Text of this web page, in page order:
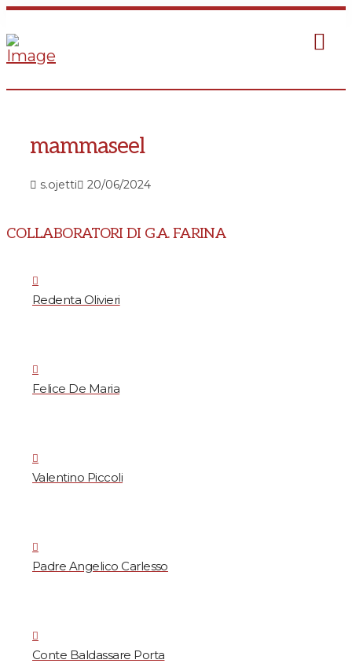
mammaseel
s.ojetti 20/06/2024
COLLABORATORI DI G.A. FARINA
Redenta Olivieri
Felice De Maria
Valentino Piccoli
Padre Angelico Carlesso
Conte Baldassare Porta